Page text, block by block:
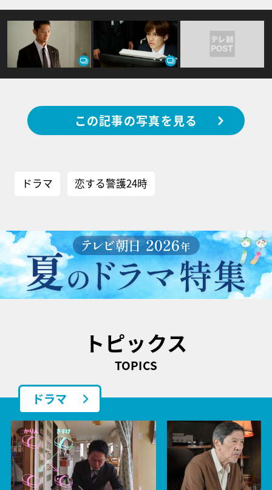
この記事の写真を見る
ドラマ 恋する警護24時
トピックス
TOPICS
ドラマ